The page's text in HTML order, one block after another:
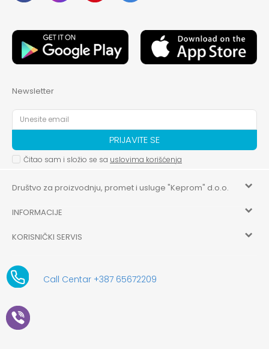
Newsletter
PRIJAVITE SE
Čitao sam i složio se sa uslovima korišćenja
Društvo za proizvodnju, promet i usluge "Keprom" d.o.o.
HILANDARSKA 32, ISTOČNO NOVO SARAJEVO, ISTOČNO
aksaonlinebih@aksabih.ba
5514802214205743
61-01-0052-11
11079253
INFORMACIJE
Zaposlenje
Saradnja
KORISNIČKI SERVIS
Uslovi korišćenja i prodaje
Kako kupiti
Call Centar +387 65672209